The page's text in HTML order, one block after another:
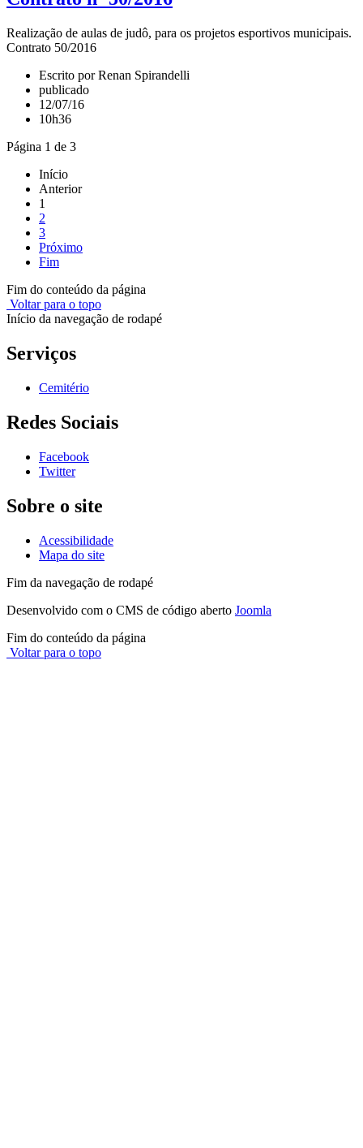
Realização de aulas de judô, para os projetos esportivos municipais.
Contrato 50/2016
Escrito por Renan Spirandelli
publicado
12/07/16
10h36
Página 1 de 3
Início
Anterior
1
2
3
Próximo
Fim
Fim do conteúdo da página
Voltar para o topo
Início da navegação de rodapé
Serviços
Cemitério
Redes Sociais
Facebook
Twitter
Sobre o site
Acessibilidade
Mapa do site
Fim da navegação de rodapé
Desenvolvido com o CMS de código aberto Joomla
Fim do conteúdo da página
Voltar para o topo